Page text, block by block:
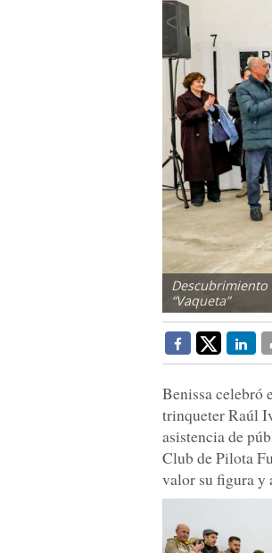
Descubrimiento
“Vaqueta”
Benissa celebró
trinqueter Raúl
asistencia de
Club de Pilota
valor su figura y